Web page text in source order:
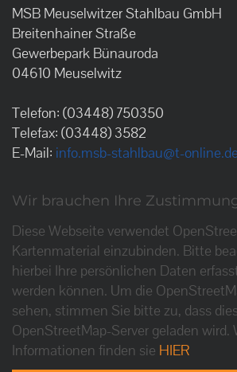
MSB Meuselwitzer Stahlbau GmbH
Breitenhainer Straße
Gewerbepark Bünauroda
04610 Meuselwitz
Telefon: (03448) 750350
Telefax: (03448) 3582
E-Mail: info.msb-stahlbau@t-
Wir brauchen Ihre
Diese Webseite verwendet
Kartenmaterial einzubinden. Bitte
hierbei Ihre persönlichen Daten
werden können. Um die
sehen, stimmen Sie bitte zu, dass
OpenStreetMap-Server geladen wird.
Informationen finden sie HIER